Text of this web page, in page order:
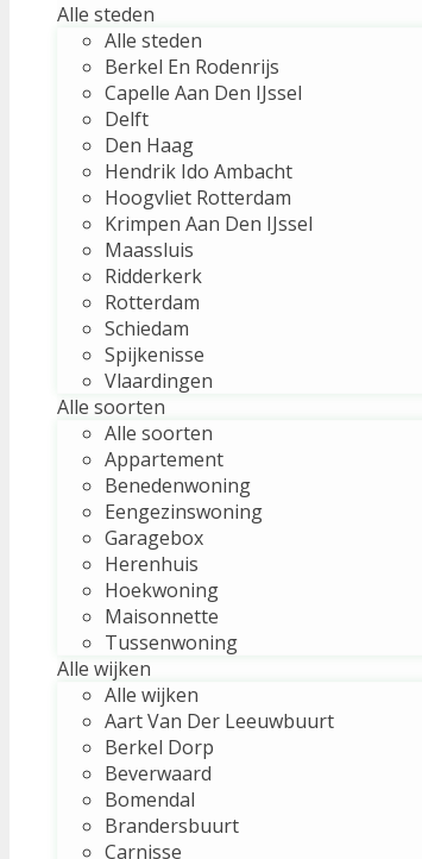
Alle steden
Alle steden
Berkel En Rodenrijs
Capelle Aan Den IJssel
Delft
Den Haag
Hendrik Ido Ambacht
Hoogvliet Rotterdam
Krimpen Aan Den IJssel
Maassluis
Ridderkerk
Rotterdam
Schiedam
Spijkenisse
Vlaardingen
Alle soorten
Alle soorten
Appartement
Benedenwoning
Eengezinswoning
Garagebox
Herenhuis
Hoekwoning
Maisonnette
Tussenwoning
Alle wijken
Alle wijken
Aart Van Der Leeuwbuurt
Berkel Dorp
Beverwaard
Bomendal
Brandersbuurt
Carnisse